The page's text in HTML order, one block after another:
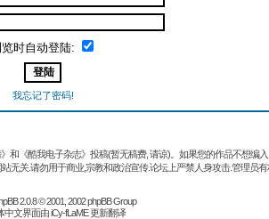
时自动登陆:
我忘记了密码!
《酷我电子杂志》投稿(暂无稿费, 请谅)。如果您的作品不想编
无关.请勿用于商业,宗教和政治宣传.论坛上严禁人身攻击.管理员有
2.0.8 © 2001, 2002 phpBB Group
中文界面由 iCy-fLaME 更新翻译